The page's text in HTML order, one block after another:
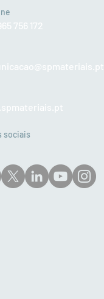
756 172
sociais